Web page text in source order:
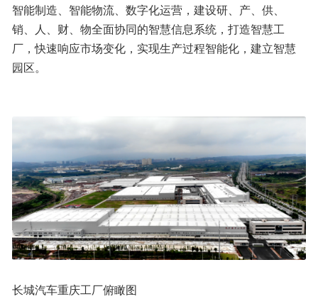
智能制造、智能物流、数字化运营，建设研、产、供、
销、人、财、物全面协同的智慧信息系统，打造智慧工
厂，快速响应市场变化，实现生产过程智能化，建立智慧
园区。
长城汽车重庆工厂俯瞰图